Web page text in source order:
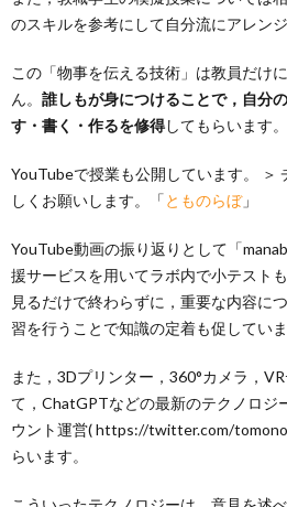
のスキルを参考にして自分流にアレンジ
この「物事を伝える技術」は教員だけ
ん。 誰しもが身につけることで，自分
す・書く・作るを修得してもらいます。
YouTubeで授業も公開しています。 ＞
しくお願いします。「 とものらぼ」
YouTube動画の振り返りとして「
援サービスを用いてラボ内で小テスト
見るだけで終わらずに，重要な内容に
習を行うことで知識の定着も促していま
また，3Dプリンター，360°カメラ，
て，ChatGPTなどの最新のテクノロ
ウント運営( https://twitter.com/
らいます。